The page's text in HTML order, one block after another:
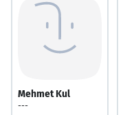
Mehmet Kul
---